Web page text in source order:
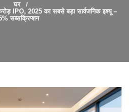
घर
IPO, 2025 का सबसे बड़ा सार्वजनिक इश्यू –
सब्सक्रिप्शन